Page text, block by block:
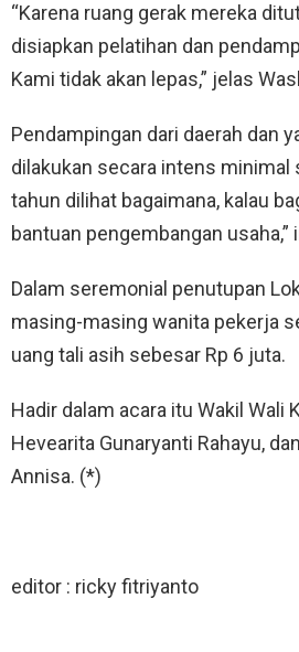
“Karena ruang gerak mereka
disiapkan pelatihan dan
Kami tidak akan lepas,” jelas
Pendampingan dari daerah dan
dilakukan secara intens minimal
tahun dilihat bagaimana, kalau
bantuan pengembangan usaha,”
Dalam seremonial penutupan
masing-masing wanita pekerja
uang tali asih sebesar Rp 6 juta.
Hadir dalam acara itu Wakil Wali
Hevearita Gunaryanti Rahayu,
Annisa. (*)
editor : ricky fitriyanto